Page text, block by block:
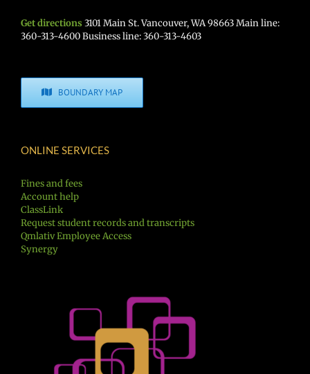
Get directions 3101 Main St. Vancouver, WA 98663 Main line:
360-313-4600 Business line: 360-313-4603
BOUNDARY MAP
ONLINE SERVICES
Fines and fees
Account help
ClassLink
Request student records and transcripts
Qmlativ Employee Access
Synergy